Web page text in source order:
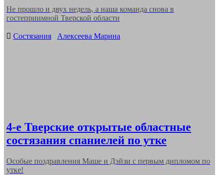
Не прошло и двух недель, а наша команда снова в
гостеприимной Тверской области
Categories
Состязания Алексеева Марина
4-е Тверские открытые областные
состязания спаниелей по утке
Особые поздравления Маше и Дэйзи с первым дипломом по
утке!